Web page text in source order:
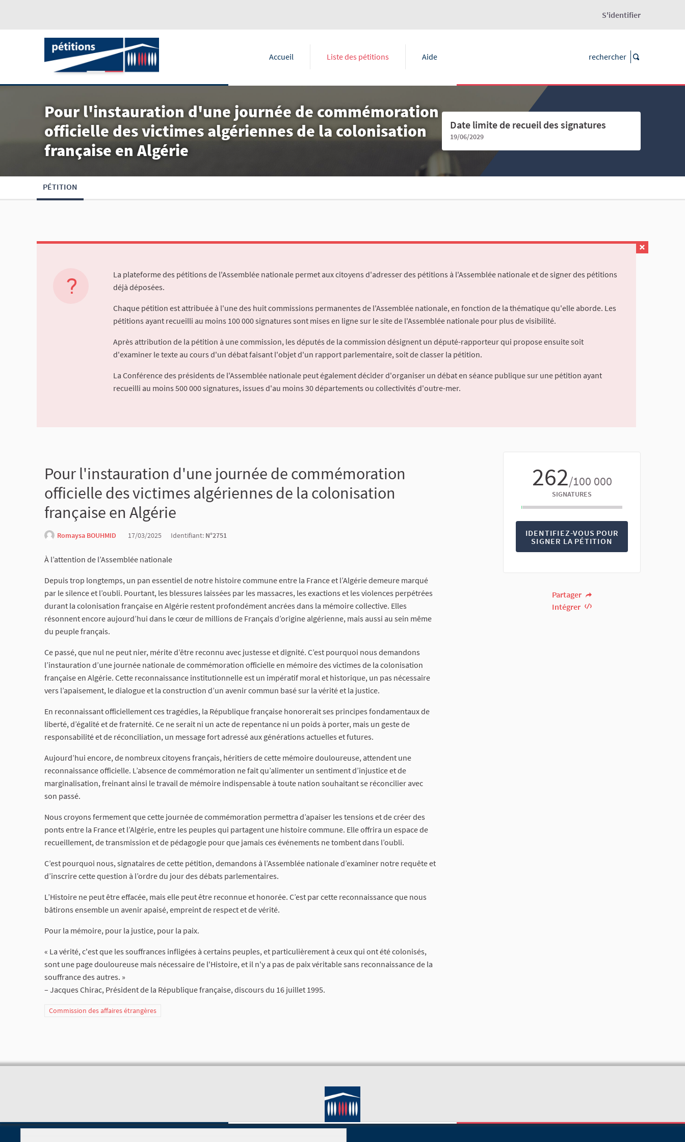
S'identifier
Accueil Liste des pétitions Aide
Pour l'instauration d'une journée de commémoration
officielle des victimes algériennes de la colonisation
française en Algérie
Date limite de recueil des signatures
19/06/2029
PÉTITION
La plateforme des pétitions de l'Assemblée nationale permet aux citoyens d'adresser des pétitions à l'Assemblée nationale et de signer des pétitions
déjà déposées.
Chaque pétition est attribuée à l'une des huit commissions permanentes de l'Assemblée nationale, en fonction de la thématique qu'elle aborde. Les
pétitions ayant recueilli au moins 100 000 signatures sont mises en ligne sur le site de l'Assemblée nationale pour plus de visibilité.
Après attribution de la pétition à une commission, les députés de la commission désignent un député-rapporteur qui propose ensuite soit
d'examiner le texte au cours d'un débat faisant l'objet d'un rapport parlementaire, soit de classer la pétition.
La Conférence des présidents de l'Assemblée nationale peut également décider d'organiser un débat en séance publique sur une pétition ayant
recueilli au moins 500 000 signatures, issues d'au moins 30 départements ou collectivités d'outre-mer.
262/100 000
SIGNATURES
IDENTIFIEZ-VOUS POUR
SIGNER LA PÉTITION
Partager
Intégrer
Pour l'instauration d'une journée de commémoration
officielle des victimes algériennes de la colonisation
française en Algérie
Romaysa BOUHMID 17/03/2025 Identifiant: N°2751
À l’attention de l’Assemblée nationale
Depuis trop longtemps, un pan essentiel de notre histoire commune entre la France et l’Algérie demeure marqué
par le silence et l’oubli. Pourtant, les blessures laissées par les massacres, les exactions et les violences perpétrées
durant la colonisation française en Algérie restent profondément ancrées dans la mémoire collective. Elles
résonnent encore aujourd’hui dans le cœur de millions de Français d’origine algérienne, mais aussi au sein même
du peuple français.
Ce passé, que nul ne peut nier, mérite d’être reconnu avec justesse et dignité. C’est pourquoi nous demandons
l’instauration d’une journée nationale de commémoration officielle en mémoire des victimes de la colonisation
française en Algérie. Cette reconnaissance institutionnelle est un impératif moral et historique, un pas nécessaire
vers l’apaisement, le dialogue et la construction d’un avenir commun basé sur la vérité et la justice.
En reconnaissant officiellement ces tragédies, la République française honorerait ses principes fondamentaux de
liberté, d’égalité et de fraternité. Ce ne serait ni un acte de repentance ni un poids à porter, mais un geste de
responsabilité et de réconciliation, un message fort adressé aux générations actuelles et futures.
Aujourd’hui encore, de nombreux citoyens français, héritiers de cette mémoire douloureuse, attendent une
reconnaissance officielle. L’absence de commémoration ne fait qu’alimenter un sentiment d’injustice et de
marginalisation, freinant ainsi le travail de mémoire indispensable à toute nation souhaitant se réconcilier avec
son passé.
Nous croyons fermement que cette journée de commémoration permettra d’apaiser les tensions et de créer des
ponts entre la France et l’Algérie, entre les peuples qui partagent une histoire commune. Elle offrira un espace de
recueillement, de transmission et de pédagogie pour que jamais ces événements ne tombent dans l’oubli.
C’est pourquoi nous, signataires de cette pétition, demandons à l’Assemblée nationale d’examiner notre requête et
d’inscrire cette question à l’ordre du jour des débats parlementaires.
L’Histoire ne peut être effacée, mais elle peut être reconnue et honorée. C’est par cette reconnaissance que nous
bâtirons ensemble un avenir apaisé, empreint de respect et de vérité.
Pour la mémoire, pour la justice, pour la paix.
« La vérité, c'est que les souffrances infligées à certains peuples, et particulièrement à ceux qui ont été colonisés,
sont une page douloureuse mais nécessaire de l'Histoire, et il n'y a pas de paix véritable sans reconnaissance de la
souffrance des autres. »
– Jacques Chirac, Président de la République française, discours du 16 juillet 1995.
Commission des affaires étrangères